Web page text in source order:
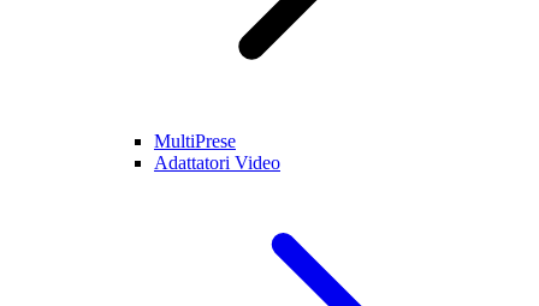
MultiPrese
Adattatori Video